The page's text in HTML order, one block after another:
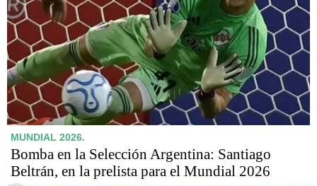
MUNDIAL 2026.
Bomba en la Selección Argentina: Santiago
Beltrán, en la prelista para el Mundial 2026